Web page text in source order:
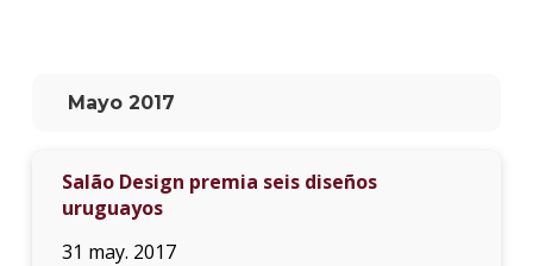
Mayo 2017
Salão Design premia seis diseños
uruguayos
31 may. 2017